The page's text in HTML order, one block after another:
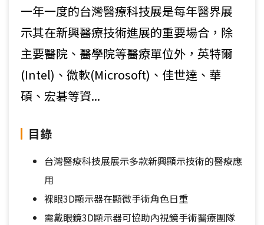
一年一度的台灣醫療科技展是每年醫界展
示其在新興醫療技術進展的重要場合，除
主要醫院、醫學院等醫療單位外，英特爾
(Intel)、微軟(Microsoft)、佳世達、華
碩、宏碁等資...
目錄
台灣醫療科技展展示多款新興顯示技術的醫療應
用
裸眼3D顯示器在顯微手術角色日重
需戴眼鏡3D顯示器可協助內視鏡手術醫療團隊